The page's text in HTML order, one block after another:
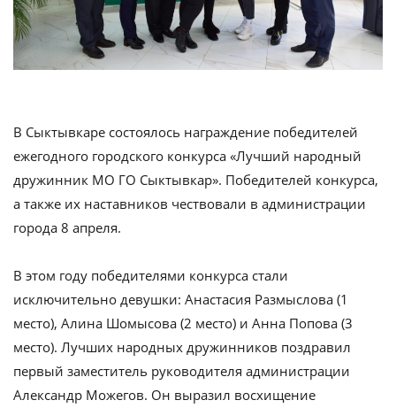
В Сыктывкаре состоялось награждение победителей
ежегодного городского конкурса «Лучший народный
дружинник МО ГО Сыктывкар». Победителей конкурса,
а также их наставников чествовали в администрации
города 8 апреля.
В этом году победителями конкурса стали
исключительно девушки: Анастасия Размыслова (1
место), Алина Шомысова (2 место) и Анна Попова (3
место). Лучших народных дружинников поздравил
первый заместитель руководителя администрации
Александр Можегов. Он выразил восхищение